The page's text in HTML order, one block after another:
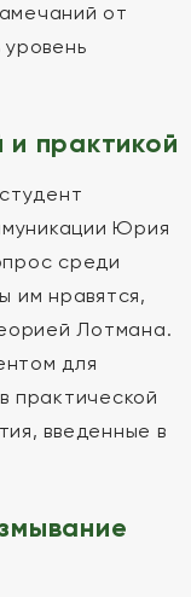
от
уровень
практикой
Юрия
среди
им нравятся,
Лотмана.
для
практической
введенные в